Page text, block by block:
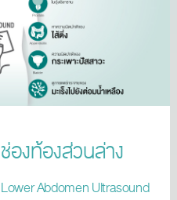
ช่องท้องส่วนล่าง
Lower Abdomen Ultrasound